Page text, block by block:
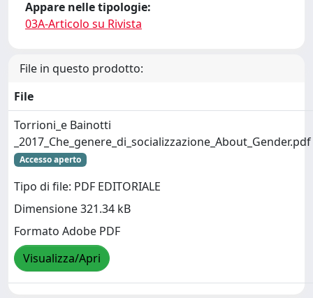
Appare nelle tipologie:
03A-Articolo su Rivista
File in questo prodotto:
File
Torrioni_e Bainotti
_2017_Che_genere_di_socializzazione_About_Gender.pdf
Accesso aperto
Tipo di file: PDF EDITORIALE
Dimensione 321.34 kB
Formato Adobe PDF
Visualizza/Apri